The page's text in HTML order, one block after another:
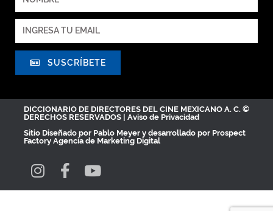
SUSCRÍBETE
DICCIONARIO DE DIRECTORES DEL CINE MEXICANO A. C. ©
DERECHOS RESERVADOS | Aviso de Privacidad
Sitio Diseñado por Pablo Meyer y desarrollado por Prospect
Factory Agencia de Marketing Digital